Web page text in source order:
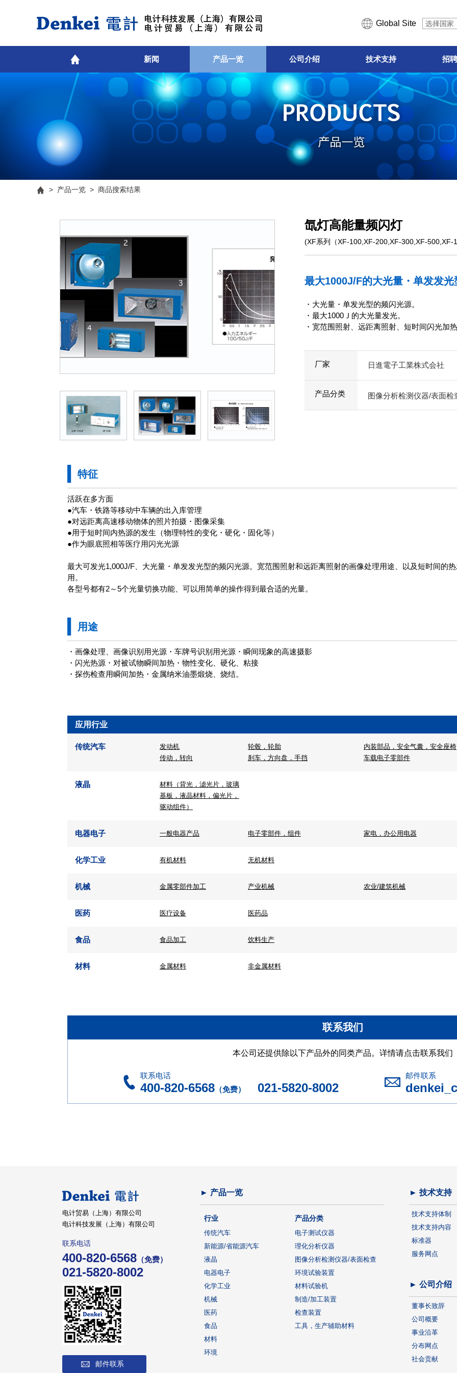
Global Site 选择国家
新闻 产品一览 公司介绍 技术支持 招
> 产品一览 > 商品搜索结果
氙灯高能量频闪灯
(XF系列（XF-100,XF-200,XF-300,XF-500,XF-
最大1000J/F的大光量・单发发光
・大光量・单发光型的频闪光源。
・最大1000Ｊ的大光量发光。
・宽范围照射、远距离照射、短时间闪光加
厂家 日進電子工業株式会社
产品分类 图像分析检测仪器/表面
特征
活跃在多方面
●汽车・铁路等移动中车辆的出入库管理
●对远距离高速移动物体的照片拍摄・图像采集
●用于短时间内热源的发生（物理特性的变化・硬化・固化等）
●作为眼底照相等医疗用闪光光源
最大可发光1,000J/F、大光量・单发发光型的频闪光源。宽范围照射和远距离照射的画像处理用途、以及短时间的
用。
各型号都有2～5个光量切换功能、可以用简单的操作得到最合适的光量。
用途
・画像处理、画像识别用光源・车牌号识别用光源・瞬间现象的高速摄影
・闪光热源・对被试物瞬间加热・物性变化、硬化、粘接
・探伤检查用瞬间加热・金属纳米油墨煅烧、烧结。
应用行业
传统汽车
发动机
传动，转向
轮毂，轮胎
刹车，方向盘，手挡
内装部品，安全气囊，安全座椅
车载电子零部件
液晶
材料（背光，滤光片，玻璃
基板，液晶材料，偏光片，
驱动组件）
电器电子 一般电器产品 电子零部件，组件 家电，办公用电器
化学工业 有机材料 无机材料
机械 金属零部件加工 产业机械 农业/建筑机械
医药 医疗设备 医药品
食品 食品加工 饮料生产
材料 金属材料 非金属材料
联系我们
本公司还提供除以下产品外的同类产品。详情请点击联系我们
联系电话
400-820-6568 （免费） 021-5820-8002
邮件联系
电计贸易（上海）有限公司
电计科技发展（上海）有限公司
联系电话
400-820-6568 （免费）
021-5820-8002
邮件联系
► 产品一览
行业
传统汽车
新能源/省能源汽车
液晶
电器电子
化学工业
机械
医药
食品
材料
环境
产品分类
电子测试仪器
理化分析仪器
图像分析检测仪器/表面检查
环境试验装置
材料试验机
制造/加工装置
检查装置
工具，生产辅助材料
► 技术支持
技术支持体制
技术支持内容
标准器
服务网点
► 公司介绍
董事长致辞
公司概要
事业沿革
分布网点
社会贡献